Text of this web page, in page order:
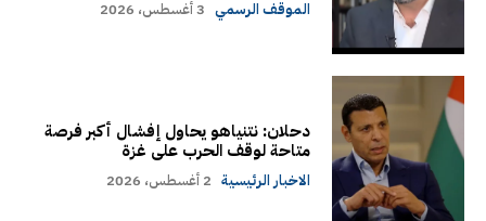
الموقف الرسمي 3 أغسطس، 2026
دحلان: نتنياهو يحاول إفشال أكبر فرصة
متاحة لوقف الحرب على غزة
الاخبار الرئيسية 2 أغسطس، 2026